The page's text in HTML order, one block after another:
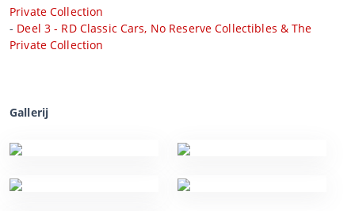
Private Collection
- Deel 3 - RD Classic Cars, No Reserve Collectibles & The
Private Collection
Gallerij